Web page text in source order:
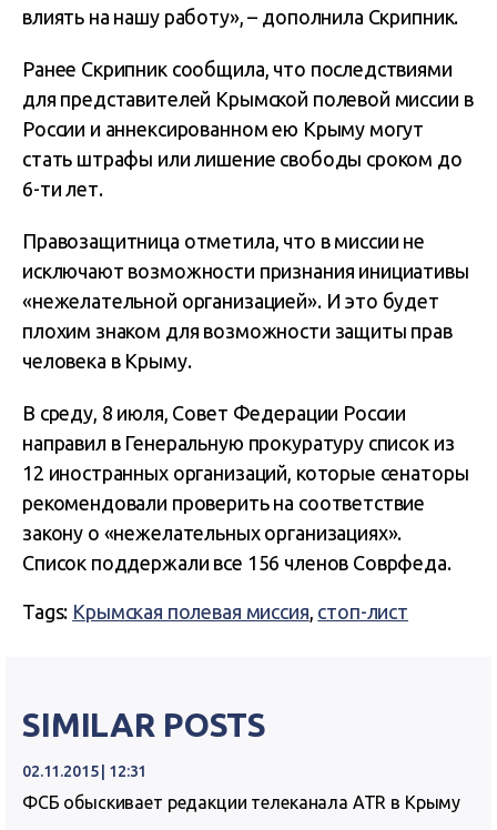
влиять на нашу работу», – дополнила Скрипник.
Ранее Скрипник сообщила, что последствиями
для представителей Крымской полевой миссии в
России и аннексированном ею Крыму могут
стать штрафы или лишение свободы сроком до
6-ти лет.
Правозащитница отметила, что в миссии не
исключают возможности признания инициативы
«нежелательной организацией». И это будет
плохим знаком для возможности защиты прав
человека в Крыму.
В среду, 8 июля, Совет Федерации России
направил в Генеральную прокуратуру список из
12 иностранных организаций, которые сенаторы
рекомендовали проверить на соответствие
закону о «нежелательных организациях».
Список поддержали все 156 членов Соврфеда.
Tags: Крымская полевая миссия стоп-лист
SIMILAR POSTS
02.11.2015 | 12:31
ФСБ обыскивает редакции телеканала ATR в Крыму